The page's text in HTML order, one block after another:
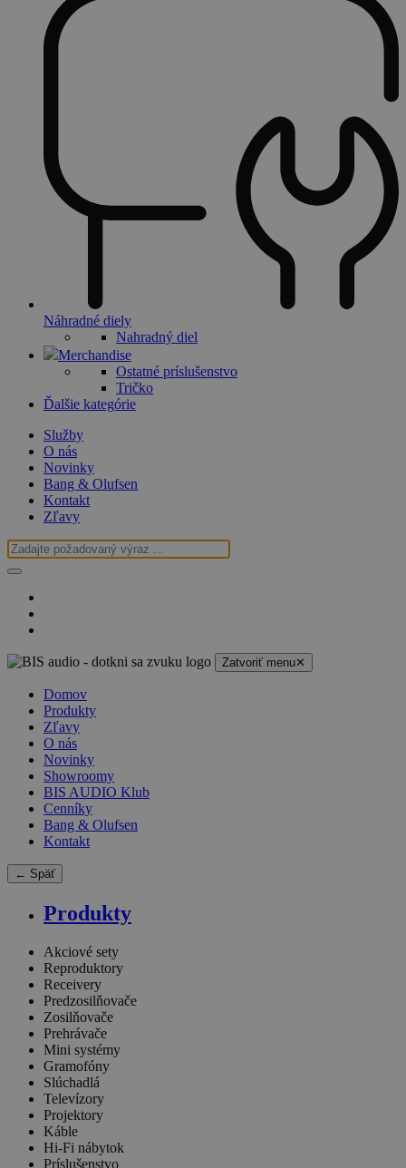
Náhradné diely
Nahradný diel
Merchandise
Ostatné príslušenstvo
Tričko
Ďalšie kategórie
Služby
O nás
Novinky
Bang & Olufsen
Kontakt
Zľavy
Zatvoriť menu✕
Domov
Produkty
Zľavy
O nás
Novinky
Showroomy
BIS AUDIO Klub
Cenníky
Bang & Olufsen
Kontakt
← Späť
Produkty
Akciové sety
Reproduktory
Receivery
Predzosilňovače
Zosilňovače
Prehrávače
Mini systémy
Gramofóny
Slúchadlá
Televízory
Projektory
Káble
Hi-Fi nábytok
Príslušenstvo